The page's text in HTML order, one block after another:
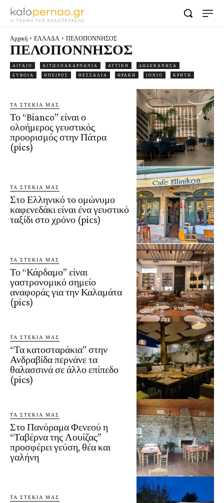
Αρχική ΕΛΛΑΔΑ ΠΕΛΟΠΟΝΝΗΣΟΣ
ΠΕΛΟΠΟΝΝΗΣΟΣ
ΑΙΓΑΙΟ ΑΙΤΩΛΟΑΚΑΡΝΑΝΙΑ ΑΤΤΙΚΗ
ΔΩΔΕΚΑΝΗΣΑ
ΕΥΒΟΙΑ
ΗΠΕΙΡΟΣ ΘΕΣΣΑΛΙΑ ΘΡΑΚΗ ΙΟΝΙΟ ΚΡΗΤΗ
ΤΑ ΣΤΕΚΙΑ ΜΑΣ
Το “Bianco” είναι ο
ολοήμερος γευστικός
προορισμός στην Πάτρα
(pics)
ΤΑ ΣΤΕΚΙΑ ΜΑΣ
Στο Ελληνικό το ομώνυμο
καφενεδάκι είναι ένα γευστικό
ταξίδι στο χρόνο (pics)
ΤΑ ΣΤΕΚΙΑ ΜΑΣ
Το “Κάρδαμο” είναι
γαστρονομικό σημείο
αναφοράς για την Καλαμάτα
(pics)
ΤΑ ΣΤΕΚΙΑ ΜΑΣ
“Τα κατοσταράκια” στην
Ανδραβίδα περνάνε τα
θαλασσινά σε άλλο επίπεδο
(pics)
ΤΑ ΣΤΕΚΙΑ ΜΑΣ
Στο Πανόραμα Φενεού η
“Ταβέρνα της Λουίζας”
προσφέρει γεύση, θέα και
γαλήνη
ΤΑ ΣΤΕΚΙΑ ΜΑΣ